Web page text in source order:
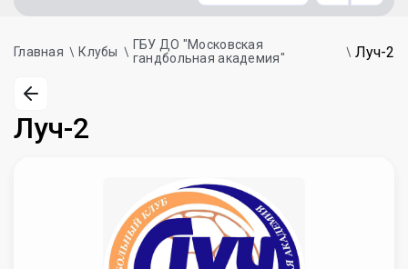
Главная Клубы
ГБУ ДО "Московская
гандбольная академия"
Луч-2
Луч-2